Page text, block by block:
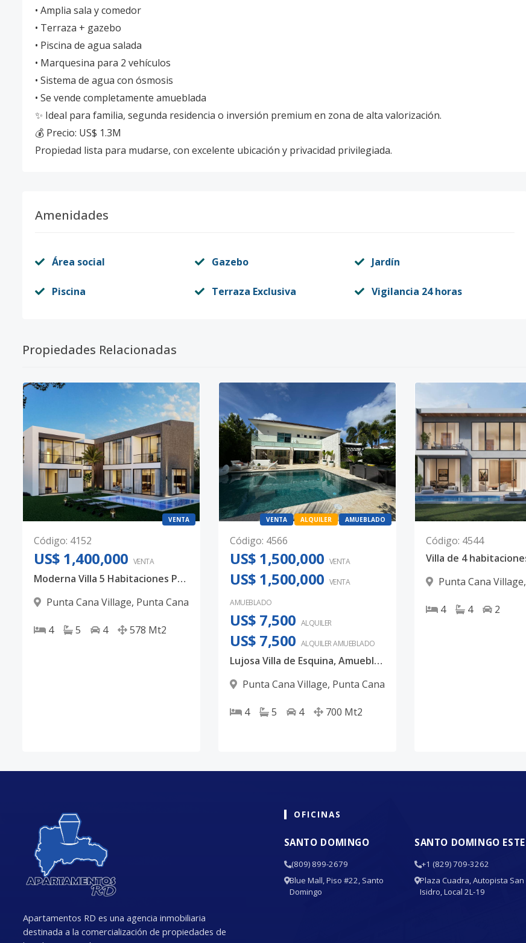
• Amplia sala y comedor
• Terraza + gazebo
• Piscina de agua salada
• Marquesina para 2 vehículos
• Sistema de agua con ósmosis
• Se vende completamente amueblada
✨ Ideal para familia, segunda residencia o inversión premium en zona de alta valorización.
💰 Precio: US$ 1.3M
Propiedad lista para mudarse, con excelente ubicación y privacidad privilegiada.
Amenidades
Área social Gazebo Jardín
Piscina Terraza Exclusiva Vigilancia 24 horas
Propiedades Relacionadas
VENTA
Código: 4152
US$ 1,400,000 VENTA
Moderna Villa 5 Habitaciones Punta Cana Village
Punta Cana Village, Punta Cana
4 5 4 578 Mt2
VENTA ALQUILER AMUEBLADO
Código: 4566
US$ 1,500,000 VENTA
US$ 1,500,000 VENTA
AMUEBLADO
US$ 7,500 ALQUILER
US$ 7,500 ALQUILERAMUEBLADO
Lujosa Villa de Esquina, Amueblada 4 Habitaciones Punta Cana Village
Punta Cana Village, Punta Cana
4 5 4 700 Mt2
Código: 4544
Punta Cana Village,
4 4 2
Apartamentos RD es una agencia inmobiliaria
destinada a la comercialización de propiedades de
OFICINAS
SANTO DOMINGO
(809) 899-2679
Blue Mall, Piso #22, Santo
Domingo
SANTO DOMINGO ESTE
+1 (829) 709-3262
Plaza Cuadra, Autopista San
Isidro, Local 2L-19